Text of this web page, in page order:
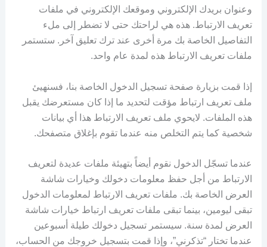
وعنوان بريدك الإلكتروني وموقعك الإلكتروني في ملفات
تعريف الارتباط. هذه هي لراحتك حتى لا تضطر إلى ملء
التفاصيل الخاصة بك مرة أخرى عند ترك تعليق آخر. ستستمر
ملفات تعريف الارتباط هذه لمدة عام واحد.
إذا قمت بزيارة صفحة تسجيل الدخول الخاصة بنا، فسنهيئ
ملف تعريف ارتباط مؤقت لتحديد ما إذا كان مستعرضك يقبل
هذه الملفات. لايحوي ملف تعريف الارتباط هذا أي بيانات
شخصية كما يتم التخلص منه عندما تقوم بإغلاق متصفحك.
عندما تسجّل الدخول نقوم أيضاً بتهيئة ملفات عديدة لتعريف
الارتباط من أجل حفظ معلومات دخولك وخيارات شاشة
العرض الخاصة بك. ملفات تعريف الارتباط لمعلومات الدخول
تبقى ليومين، بينما تبقى ملفات تعريف ارتباط خيارات شاشة
العرض لمدة سنة. سيستمر تسجيل دخولك طيلة أسبوعين
عندما تختار “تذكرني”، وإذا قمت بتسجيل خروجك من الحساب،